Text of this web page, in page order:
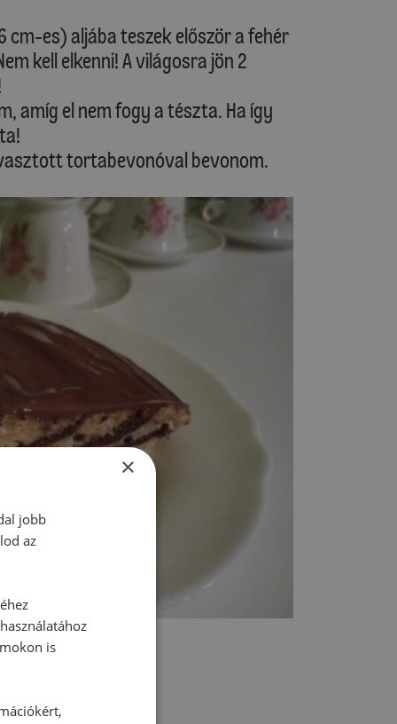
es) aljába teszek először a fehér
kell elkenni! A világosra jön 2
amíg el nem fogy a tészta. Ha így
tortabevonóval bevonom.
×
jobb
az
is